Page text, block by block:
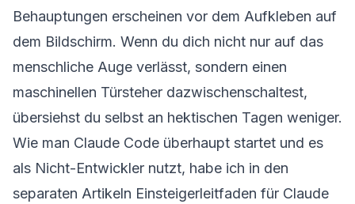
Behauptungen erscheinen vor dem Aufkleben auf
dem Bildschirm. Wenn du dich nicht nur auf das
menschliche Auge verlässt, sondern einen
maschinellen Türsteher dazwischenschaltest,
übersiehst du selbst an hektischen Tagen weniger.
Wie man Claude Code überhaupt startet und es
als Nicht-Entwickler nutzt, habe ich in den
separaten Artikeln Einsteigerleitfaden für Claude